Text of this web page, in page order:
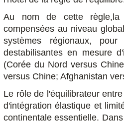
Au nom de cette
compensées au niveau
systèmes régionaux,
destabilisantes en mesure
(Corée du Nord versus
versus Chine; Afghanistan
Le rôle de l'équilibrateur
d'intégration élastique et
continentale essentielle.